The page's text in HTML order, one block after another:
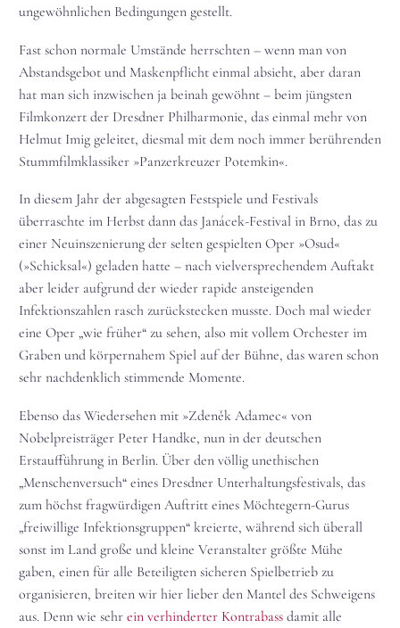
ungewöhnlichen Bedingungen gestellt.
Fast schon normale Umstände herrschten – wenn man von
Abstandsgebot und Maskenpflicht einmal absieht, aber daran
hat man sich inzwischen ja beinah gewöhnt – beim jüngsten
Filmkonzert der Dresdner Philharmonie, das einmal mehr von
Helmut Imig geleitet, diesmal mit dem noch immer berührenden
Stummfilmklassiker »Panzerkreuzer Potemkin«.
In diesem Jahr der abgesagten Festspiele und Festivals
überraschte im Herbst dann das Janácek-Festival in Brno, das zu
einer Neuinszenierung der selten gespielten Oper »Osud«
(»Schicksal«) geladen hatte – nach vielversprechendem Auftakt
aber leider aufgrund der wieder rapide ansteigenden
Infektionszahlen rasch zurückstecken musste. Doch mal wieder
eine Oper „wie früher“ zu sehen, also mit vollem Orchester im
Graben und körpernahem Spiel auf der Bühne, das waren schon
sehr nachdenklich stimmende Momente.
Ebenso das Wiedersehen mit »Zdeněk Adamec« von
Nobelpreisträger Peter Handke, nun in der deutschen
Erstaufführung in Berlin. Über den völlig unethischen
„Menschenversuch“ eines Dresdner Unterhaltungsfestivals, das
zum höchst fragwürdigen Auftritt eines Möchtegern-Gurus
„freiwillige Infektionsgruppen“ kreierte, während sich überall
sonst im Land große und kleine Veranstalter größte Mühe
gaben, einen für alle Beteiligten sicheren Spielbetrieb zu
organisieren, breiten wir hier lieber den Mantel des Schweigens
aus. Denn wie sehr ein verhinderter Kontrabass damit alle